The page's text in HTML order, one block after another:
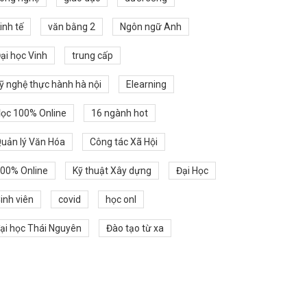
tế văn bằng 2 Ngôn ngữ Anh
học Vinh trung cấp
nghệ thực hành hà nội Elearning
100% Online 16 ngành hot
lý Văn Hóa Công tác Xã Hội
Online Kỹ thuật Xây dựng Đại Học
viên covid học onl
học Thái Nguyên Đào tạo từ xa